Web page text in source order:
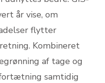
år vise, om
flytter
Kombineret
af tage og
samtidig